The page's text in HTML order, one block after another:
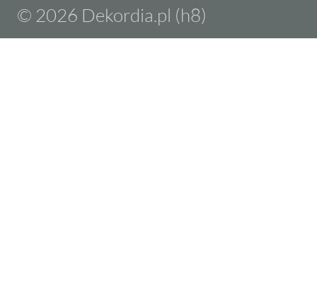
© 2026 Dekordia.pl (h8)